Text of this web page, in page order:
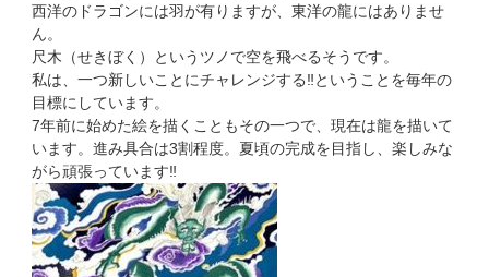
西洋のドラゴンには羽が有りますが、東洋の龍にはありませ
ん。
尺木（せきぼく）というツノで空を飛べるそうです。
私は、一つ新しいことにチャレンジする‼ということを毎年の
目標にしています。
7年前に始めた絵を描くこともその一つで、現在は龍を描いて
います。進み具合は3割程度。夏頃の完成を目指し、楽しみな
がら頑張っています‼